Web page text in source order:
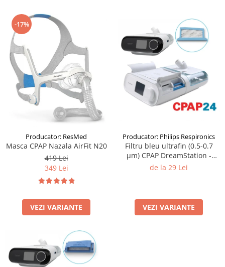
-17%
Producator: ResMed
Masca CPAP Nazala AirFit N20
419 Lei
349 Lei
VEZI VARIANTE
Producator: Philips Respironics
Filtru bleu ultrafin (0.5-0.7
μm) CPAP DreamStation -
Philips Respironics
de la 29 Lei
VEZI VARIANTE